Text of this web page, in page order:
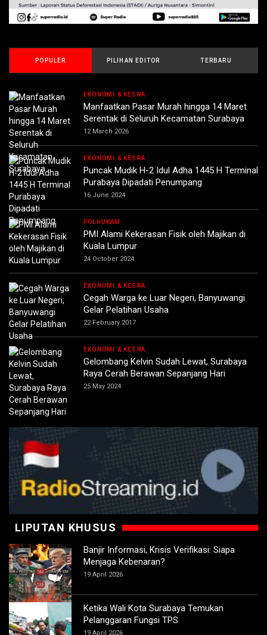
POPULER PILIHAN EDITOR TERBARU
EKONOMI & KESRA
Manfaatkan Pasar Murah hingga 14 Maret
Serentak di Seluruh Kecamatan Surabaya
12 March 2026
EKONOMI & KESRA
Puncak Mudik H-2 Idul Adha 1445 H Terminal
Purabaya Dipadati Penumpang
16 June 2024
POLHUKAM
PMI Alami Kekerasan Fisik oleh Majikan di
Kuala Lumpur
24 October 2024
EKONOMI & KESRA
Cegah Warga ke Luar Negeri, Banyuwangi
Gelar Pelatihan Usaha
22 February 2017
EKONOMI & KESRA
Gelombang Kelvin Sudah Lewat, Surabaya
Raya Cerah Berawan Sepanjang Hari
25 May 2024
LIPUTAN KHUSUS
Banjir Informasi, Krisis Verifikasi: Siapa
Menjaga Kebenaran?
19 April 2026
Ketika Wali Kota Surabaya Temukan
Pelanggaran Fungsi TPS
19 April 2026